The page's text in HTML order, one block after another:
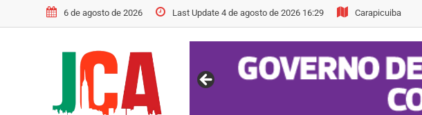
to
6 de agosto de 2026 Last Update 4 de agosto de 2026 16:29 Carapicuiba